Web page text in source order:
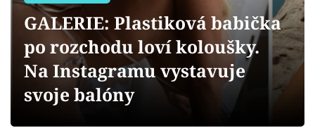
Sledujte prima+
GALERIE: Plastiková babička
po rozchodu loví koloušky.
Na Instagramu vystavuje
svoje balóny